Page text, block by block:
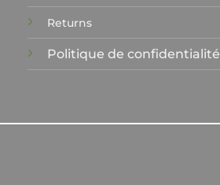
Returns
Politique de confidentialité